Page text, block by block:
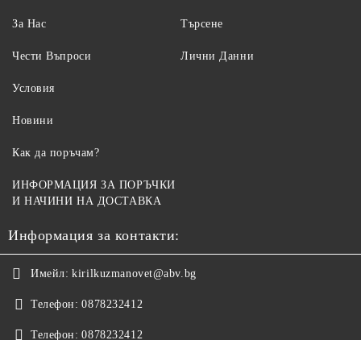
За Нас
Чести Въпроси
Търсене
Лични Данни
Условия
Новини
Как да поръчам?
ИНФОРМАЦИЯ ЗА ПОРЪЧКИ
И НАЧИНИ НА ДОСТАВКА
Информация за контакти:
Имейл: kirilkuzmanovet@abv.bg
Телефон: 0878232412
Телефон: 0878232412